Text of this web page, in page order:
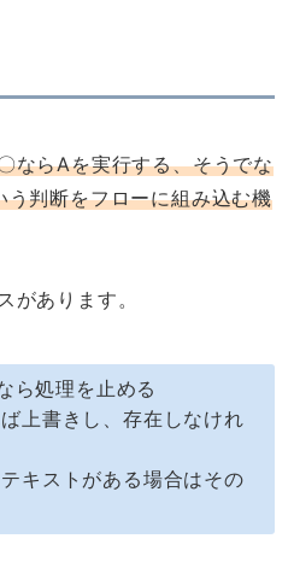
ならAを実行する、そうでな
判断をフローに組み込む機
があります。
ら処理を止める
上書きし、存在しなけれ
キストがある場合はその